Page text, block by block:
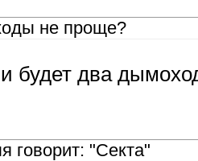
не проще?
будет два
говорит: "Секта"